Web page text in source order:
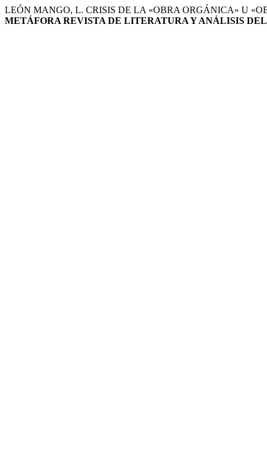
LEÓN MANGO, L. CRISIS DE LA «OBRA ORGÁNICA» U
METÁFORA REVISTA DE LITERATURA Y ANÁLISIS DEL